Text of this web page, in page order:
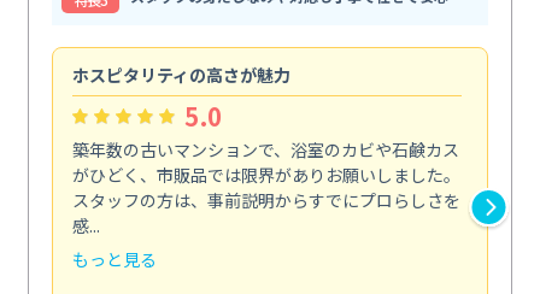
ホスピタリティの高さが魅力
5.0
築年数の古いマンションで、浴室のカビや石鹸カス
がひどく、市販品では限界がありお願いしました。
スタッフの方は、事前説明からすでにプロらしさを
感...
もっと見る